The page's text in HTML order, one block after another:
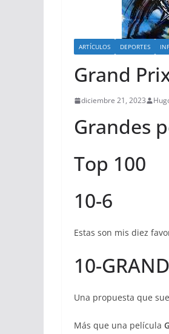
ARTÍCULOS DEPORTES
Grand
diciembre 21, 2023
Grandes
Top 100
10-6
Estas son mis diez
10-
Una propuesta que
Más que una película